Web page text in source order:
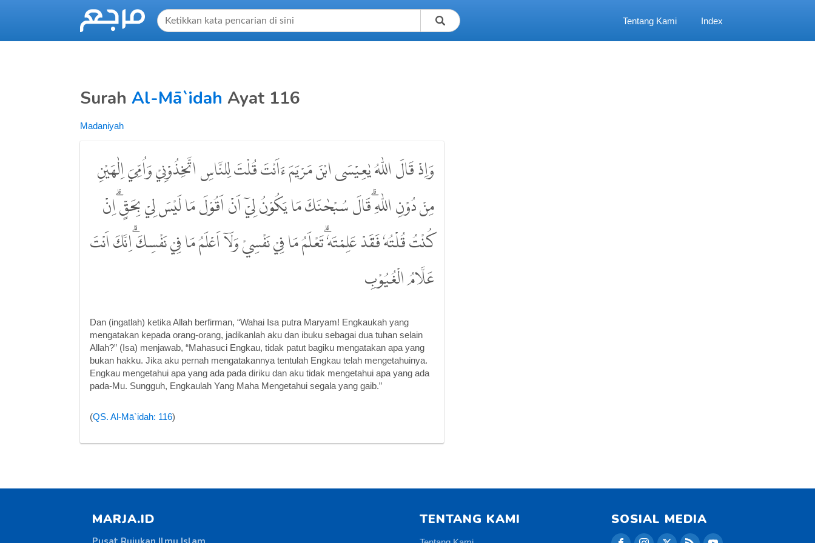
Tentang Kami Index
Surah Al-Mā`idah Ayat 116
Madaniyah
وَاِذْ قَالَ اللّٰهُ يٰعِيْسَى ابْنَ مَرْيَمَ ءَاَنْتَ قُلْتَ لِلنَّاسِ اتَّخِذُوْنِيْ وَاُمِّيَ اِلٰهَيْنِ
مِنْ دُوْنِ اللّٰهِ ۗقَالَ سُبْحٰنَكَ مَا يَكُوْنُ لِيْٓ اَنْ اَقُوْلَ مَا لَيْسَ لِيْ بِحَقٍّ ۗاِنْ
كُنْتُ قُلْتُهٗ فَقَدْ عَلِمْتَهٗ ۗتَعْلَمُ مَا فِيْ نَفْسِيْ وَلَآ اَعْلَمُ مَا فِيْ نَفْسِكَ ۗاِنَّكَ اَنْتَ
عَلَّامُ الْغُيُوْبِ
Dan (ingatlah) ketika Allah berfirman, “Wahai Isa putra Maryam! Engkaukah yang
mengatakan kepada orang-orang, jadikanlah aku dan ibuku sebagai dua tuhan selain
Allah?” (Isa) menjawab, “Mahasuci Engkau, tidak patut bagiku mengatakan apa yang
bukan hakku. Jika aku pernah mengatakannya tentulah Engkau telah mengetahuinya.
Engkau mengetahui apa yang ada pada diriku dan aku tidak mengetahui apa yang ada
pada-Mu. Sungguh, Engkaulah Yang Maha Mengetahui segala yang gaib.”
(QS. Al-Mā`idah: 116)
MARJA.ID TENTANG KAMI SOSIAL MEDIA